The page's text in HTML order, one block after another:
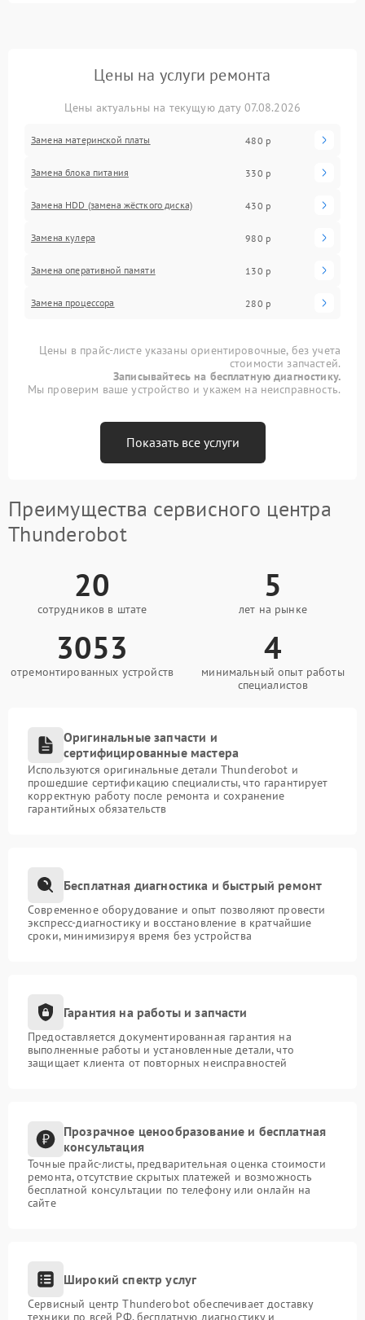
Цены на услуги ремонта
Цены актуальны на текущую дату 07.08.2026
Замена материнской платы 480 р
Замена блока питания 330 р
Замена HDD (замена жёсткого диска) 430 р
Замена кулера 980 р
Замена оперативной памяти 130 р
Замена процессора 280 р
Цены в прайс-листе указаны ориентировочные, без учета
стоимости запчастей.
Записывайтесь на бесплатную диагностику.
Мы проверим ваше устройство и укажем на неисправность.
Показать все услуги
Преимущества сервисного центра
Thunderobot
20
сотрудников в штате
5
лет на рынке
3053
отремонтированных устройств
4
минимальный опыт работы
специалистов
Оригинальные запчасти и
сертифицированные мастера
Используются оригинальные детали Thunderobot и
прошедшие сертификацию специалисты, что гарантирует
корректную работу после ремонта и сохранение
гарантийных обязательств
Бесплатная диагностика и быстрый ремонт
Современное оборудование и опыт позволяют провести
экспресс-диагностику и восстановление в кратчайшие
сроки, минимизируя время без устройства
Гарантия на работы и запчасти
Предоставляется документированная гарантия на
выполненные работы и установленные детали, что
защищает клиента от повторных неисправностей
Прозрачное ценообразование и бесплатная
консультация
Точные прайс-листы, предварительная оценка стоимости
ремонта, отсутствие скрытых платежей и возможность
бесплатной консультации по телефону или онлайн на
сайте
Широкий спектр услуг
Сервисный центр Thunderobot обеспечивает доставку
техники по всей РФ, бесплатную диагностику и